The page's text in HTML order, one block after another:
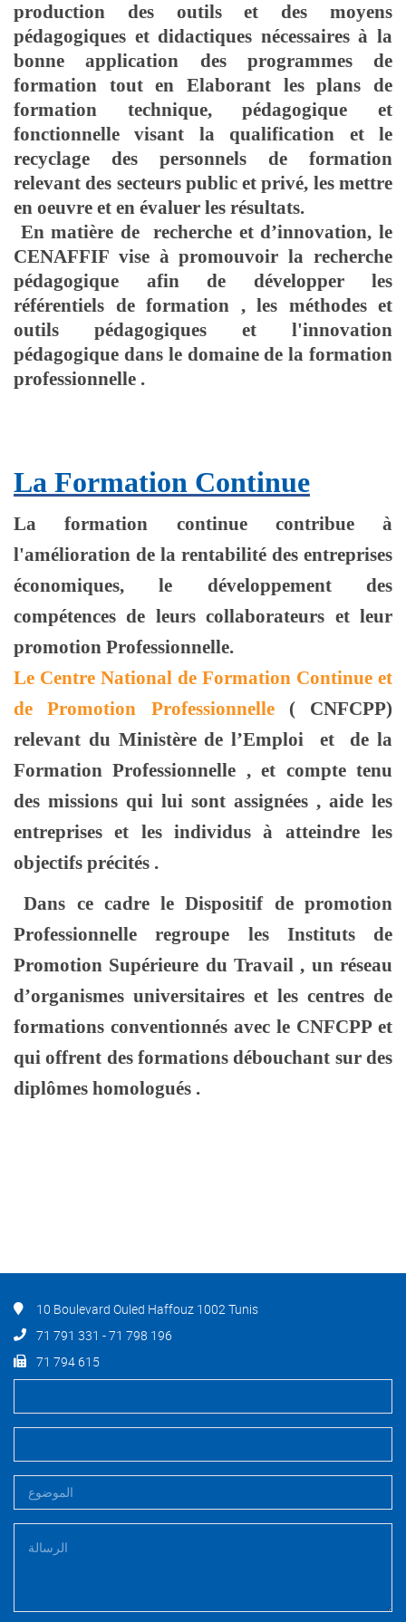
production des outils et des moyens
pédagogiques et didactiques nécessaires à la
bonne application des programmes de
formation tout en Elaborant les plans de
formation technique, pédagogique et
fonctionnelle visant la qualification et le
recyclage des personnels de formation
relevant des secteurs public et privé, les mettre
en oeuvre et en évaluer les résultats.
En matière de recherche et d’innovation, le
CENAFFIF vise à promouvoir la recherche
pédagogique afin de développer les
référentiels de formation , les méthodes et
outils pédagogiques et l'innovation
pédagogique dans le domaine de la formation
professionnelle .
La Formation Continue
La formation continue contribue à
l'amélioration de la rentabilité des entreprises
économiques, le développement des
compétences de leurs collaborateurs et leur
promotion Professionnelle.
Le Centre National de Formation Continue et
de Promotion Professionnelle( CNFCPP)
relevant du Ministère de l’Emploi et de la
Formation Professionnelle , et compte tenu
des missions qui lui sont assignées , aide les
entreprises et les individus à atteindre les
objectifs précités .
Dans ce cadre le Dispositif de promotion
Professionnelle regroupe les Instituts de
Promotion Supérieure du Travail , un réseau
d’organismes universitaires et les centres de
formations conventionnés avec le CNFCPP et
qui offrent des formations débouchant sur des
diplômes homologués .
10 Boulevard Ouled Haffouz 1002 Tunis
71 791 331 - 71 798 196
71 794 615